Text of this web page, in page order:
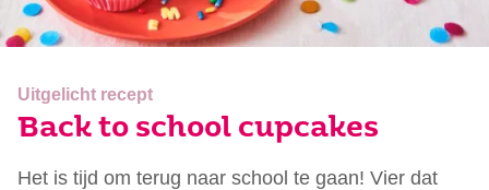
Uitgelicht recept
Back to school cupcakes
Het is tijd om terug naar school te gaan! Vier dat